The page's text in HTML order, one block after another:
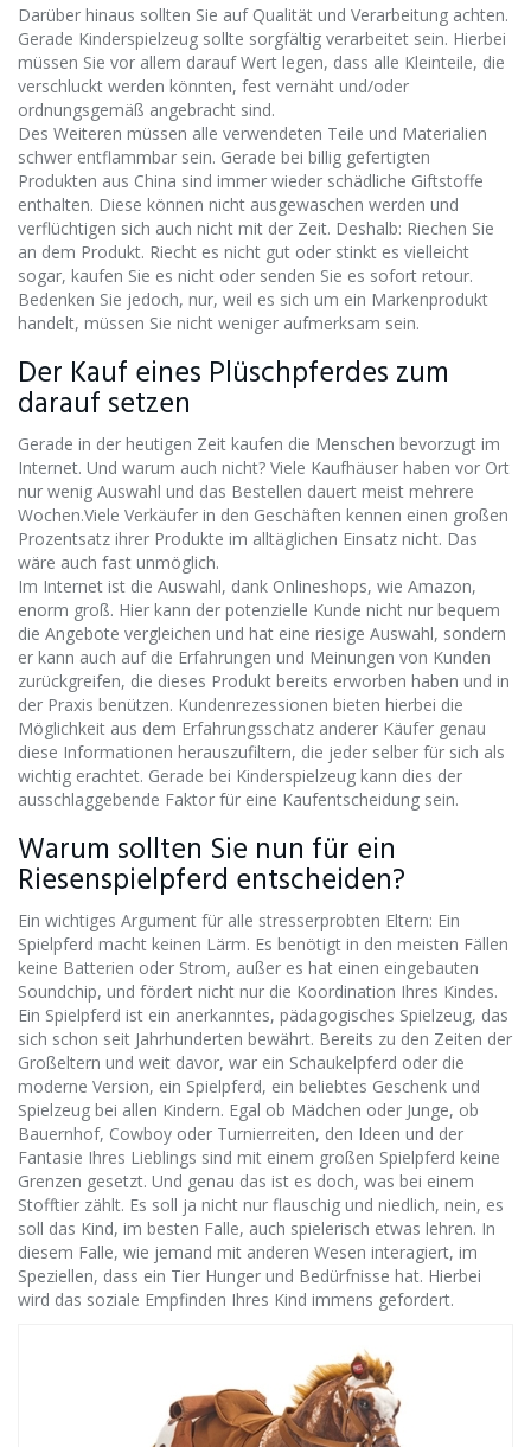
Darüber hinaus sollten Sie auf Qualität und Verarbeitung achten.
Gerade Kinderspielzeug sollte sorgfältig verarbeitet sein. Hierbei
müssen Sie vor allem darauf Wert legen, dass alle Kleinteile, die
verschluckt werden könnten, fest vernäht und/oder
ordnungsgemäß angebracht sind.
Des Weiteren müssen alle verwendeten Teile und Materialien
schwer entflammbar sein. Gerade bei billig gefertigten
Produkten aus China sind immer wieder schädliche Giftstoffe
enthalten. Diese können nicht ausgewaschen werden und
verflüchtigen sich auch nicht mit der Zeit. Deshalb: Riechen Sie
an dem Produkt. Riecht es nicht gut oder stinkt es vielleicht
sogar, kaufen Sie es nicht oder senden Sie es sofort retour.
Bedenken Sie jedoch, nur, weil es sich um ein Markenprodukt
handelt, müssen Sie nicht weniger aufmerksam sein.
Der Kauf eines Plüschpferdes zum
darauf setzen
Gerade in der heutigen Zeit kaufen die Menschen bevorzugt im
Internet. Und warum auch nicht? Viele Kaufhäuser haben vor Ort
nur wenig Auswahl und das Bestellen dauert meist mehrere
Wochen.Viele Verkäufer in den Geschäften kennen einen großen
Prozentsatz ihrer Produkte im alltäglichen Einsatz nicht. Das
wäre auch fast unmöglich.
Im Internet ist die Auswahl, dank Onlineshops, wie Amazon,
enorm groß. Hier kann der potenzielle Kunde nicht nur bequem
die Angebote vergleichen und hat eine riesige Auswahl, sondern
er kann auch auf die Erfahrungen und Meinungen von Kunden
zurückgreifen, die dieses Produkt bereits erworben haben und in
der Praxis benützen. Kundenrezessionen bieten hierbei die
Möglichkeit aus dem Erfahrungsschatz anderer Käufer genau
diese Informationen herauszufiltern, die jeder selber für sich als
wichtig erachtet. Gerade bei Kinderspielzeug kann dies der
ausschlaggebende Faktor für eine Kaufentscheidung sein.
Warum sollten Sie nun für ein
Riesenspielpferd entscheiden?
Ein wichtiges Argument für alle stresserprobten Eltern: Ein
Spielpferd macht keinen Lärm. Es benötigt in den meisten Fällen
keine Batterien oder Strom, außer es hat einen eingebauten
Soundchip, und fördert nicht nur die Koordination Ihres Kindes.
Ein Spielpferd ist ein anerkanntes, pädagogisches Spielzeug, das
sich schon seit Jahrhunderten bewährt. Bereits zu den Zeiten der
Großeltern und weit davor, war ein Schaukelpferd oder die
moderne Version, ein Spielpferd, ein beliebtes Geschenk und
Spielzeug bei allen Kindern. Egal ob Mädchen oder Junge, ob
Bauernhof, Cowboy oder Turnierreiten, den Ideen und der
Fantasie Ihres Lieblings sind mit einem großen Spielpferd keine
Grenzen gesetzt. Und genau das ist es doch, was bei einem
Stofftier zählt. Es soll ja nicht nur flauschig und niedlich, nein, es
soll das Kind, im besten Falle, auch spielerisch etwas lehren. In
diesem Falle, wie jemand mit anderen Wesen interagiert, im
Speziellen, dass ein Tier Hunger und Bedürfnisse hat. Hierbei
wird das soziale Empfinden Ihres Kind immens gefordert.